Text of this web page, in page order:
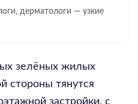
дерматологи — узкие
зелёных жилых
стороны тянутся
застройки, с